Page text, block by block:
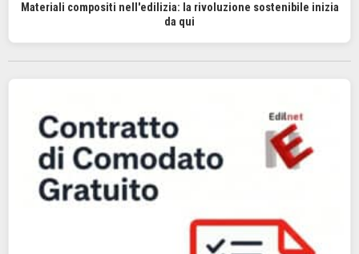
Materiali compositi nell'edilizia: la rivoluzione sostenibile inizia
da qui